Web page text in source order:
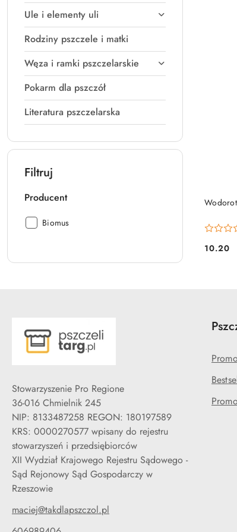
Ule i elementy uli
Rodziny pszczele i matki
Węza i ramki pszczelarskie
Pokarm dla pszczół
Literatura pszczelarska
Filtruj
Producent
Producent:
Biomus
Cena:
10.20
Stowarzyszenie Pro Regione
36-016 Chmielnik 245
NIP: 8133487258 REGON: 180197589
KRS: 0000270577 wpisany do rejestru
stowarzyszeń i przedsiębiorców
XII Wydział Krajowego Rejestru Sądowego -
Sąd Rejonowy Sąd Gospodarczy w
Rzeszowie
maciej@takdlapszczol.pl